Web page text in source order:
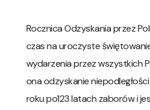
Rocznica Odzyskania przez
czas na uroczyste
wydarzenia przez wszystkich
ona odzyskanie niepodległości
roku po123 latach zaborów i